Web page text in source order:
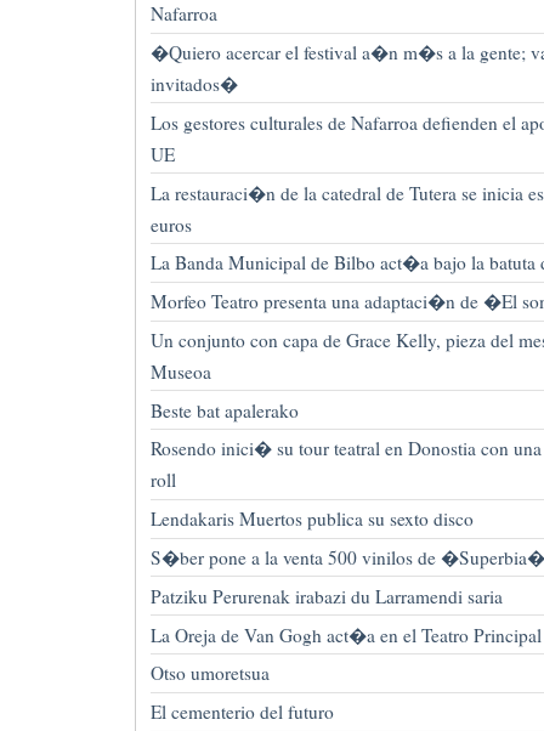
Nafarroa
�Quiero acercar el festival a�n m�s a la gente;
invitados�
Los gestores culturales de Nafarroa defienden el
UE
La restauraci�n de la catedral de Tutera se inicia
euros
La Banda Municipal de Bilbo act�a bajo la batuta
Morfeo Teatro presenta una adaptaci�n de �El
Un conjunto con capa de Grace Kelly, pieza del
Museoa
Beste bat apalerako
Rosendo inici� su tour teatral en Donostia con
roll
Lendakaris Muertos publica su sexto disco
S�ber pone a la venta 500 vinilos de �Superbia�
Patziku Perurenak irabazi du Larramendi saria
La Oreja de Van Gogh act�a en el Teatro Principal
Otso umoretsua
El cementerio del futuro